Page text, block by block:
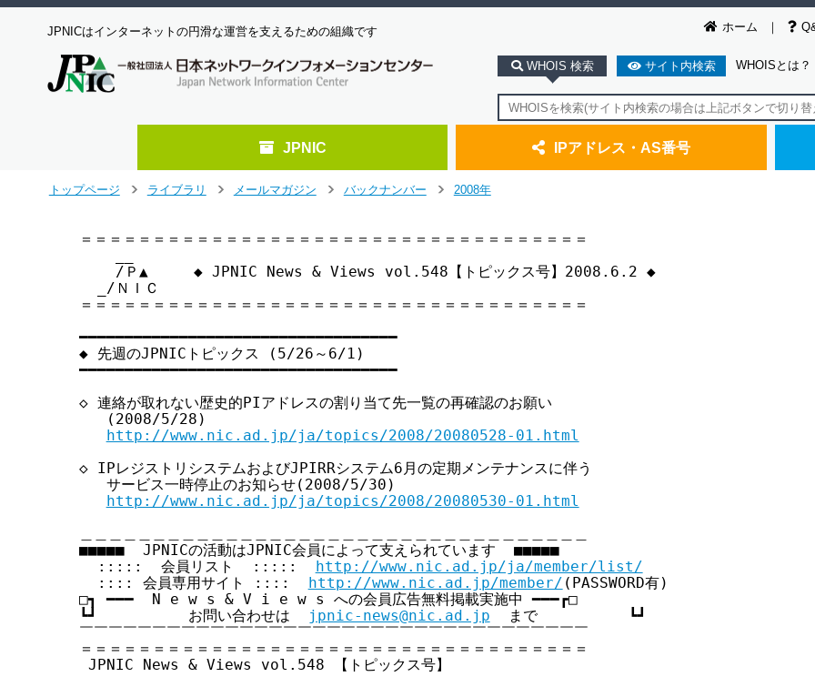
ホーム
JPNICはインターネットの円滑な運営を支えるための組織です
WHOIS 検索 サイト内検索 WHOISとは？
JPNIC IPアドレス・AS番号
トップページ
ライブラリ
メールマガジン
バックナンバー
2008年
＝＝＝＝＝＝＝＝＝＝＝＝＝＝＝＝＝＝＝＝＝＝＝＝＝＝＝＝＝＝＝＝＝＝＝
    /Ｐ▲     ◆ JPNIC News & Views vol.548【トピックス号】2008.6.2 ◆
  _/ＮＩＣ
＝＝＝＝＝＝＝＝＝＝＝＝＝＝＝＝＝＝＝＝＝＝＝＝＝＝＝＝＝＝＝＝＝＝＝
━━━━━━━━━━━━━━━━━━━━━━━━━━━━━━━━━━━
◆ 先週のJPNICトピックス (5/26～6/1)
━━━━━━━━━━━━━━━━━━━━━━━━━━━━━━━━━━━
◇ 連絡が取れない歴史的PIアドレスの割り当て先一覧の再確認のお願い
   (2008/5/28)
http://www.nic.ad.jp/ja/topics/2008/20080528-01.html
◇ IPレジストリシステムおよびJPIRRシステム6月の定期メンテナンスに伴う
   サービス一時停止のお知らせ(2008/5/30)
http://www.nic.ad.jp/ja/topics/2008/20080530-01.html
■■■■■  JPNICの活動はJPNIC会員によって支えられています  ■■■■■
  :::::  会員リスト  :::::
http://www.nic.ad.jp/ja/member/list/
  :::: 会員専用サイト ::::
http://www.nic.ad.jp/member/ (PASSWORD有)
□┓ ━━━  N e w s & V i e w s への会員広告無料掲載実施中 ━━━┏□
┗┛          お問い合わせは
jpnic-news@nic.ad.jp
  まで          ┗┛
￣￣￣￣￣￣￣￣￣￣￣￣￣￣￣￣￣￣￣￣￣￣￣￣￣￣￣￣￣￣￣￣￣￣￣
＝＝＝＝＝＝＝＝＝＝＝＝＝＝＝＝＝＝＝＝＝＝＝＝＝＝＝＝＝＝＝＝＝＝＝
JPNIC News & Views vol.548 【トピックス号】